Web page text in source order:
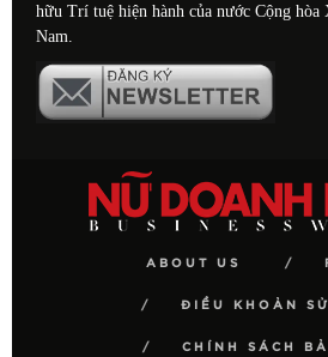
hữu Trí tuệ hiện hành của nước Cộng
Nam.
ABOUT US
ĐIỀU KHOẢN
CHÍNH SÁCH